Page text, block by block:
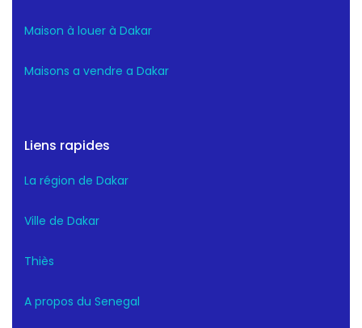
Maison à louer à Dakar
Maisons a vendre a Dakar
Liens rapides
La région de Dakar
Ville de Dakar
Thiès
A propos du Senegal